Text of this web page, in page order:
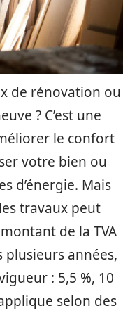
de rénovation ou
? C’est une
le confort
votre bien ou
d’énergie. Mais
travaux peut
de la TVA
plusieurs années,
: 5,5 %, 10
selon des